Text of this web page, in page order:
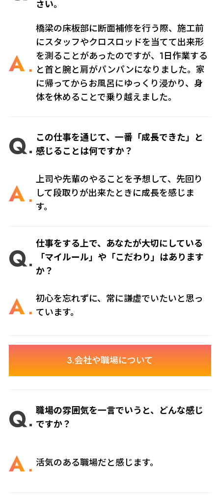
さい。
A
橋梁の床板部に断面補修を行う際、施工前
にスタッフやクロスロッドを当てて出来形
を測ることがあったのですが、1日作業する
と首と腕と肩がパンパンになりました。家
に帰ってからお風呂にゆっくり浸かり、身
体を休めることで乗り越えました。
Q
この仕事を通じて、一番「成長できた」と
感じることは何ですか？
A
上司や先輩のやることを予想して、先回り
して段取りが出来たときに成長を感じま
す。
Q
仕事をする上で、あなたが大切にしている
「マイルール」や「こだわり」はあります
か？
A
初心を忘れずに、常に謙虚でいたいと思っ
ています。
3.会社や職場について
Q
職場の雰囲気を一言でいうと、どんな感じ
ですか？
A 活気のある職場だと感じます。